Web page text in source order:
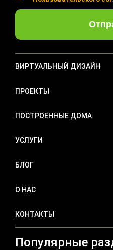
ВИРТУАЛЬНЫЙ ДИЗАЙН
ПРОЕКТЫ
ПОСТРОЕННЫЕ ДОМА
УСЛУГИ
БЛОГ
О НАС
КОНТАКТЫ
Популярные